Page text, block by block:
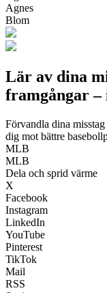
Agnes
Blom
Lär av dina
framgångar –
Förvandla dina
dig mot bättre
MLB
MLB
Dela och sprid värme
X
Facebook
Instagram
LinkedIn
YouTube
Pinterest
TikTok
Mail
RSS